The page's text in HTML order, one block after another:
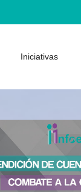
Iniciativas